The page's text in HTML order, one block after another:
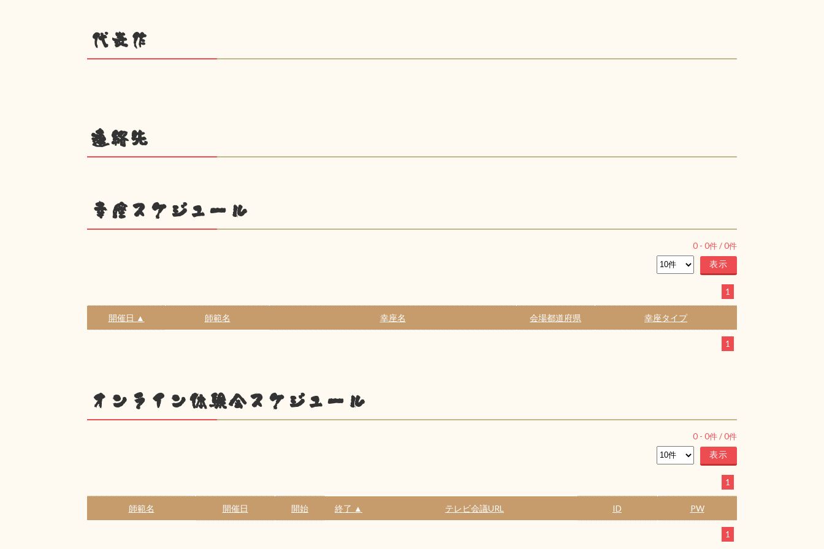
代表作
連絡先
幸座スケジュール
0 - 0件 /0件
1
開催日 ▲ 師範名 幸座名 会場都道府県 幸座タイプ
1
オンライン体験会スケジュール
0 - 0件 /0件
1
師範名 開催日 開始 終了 ▲ テレビ会議URL ID PW
1